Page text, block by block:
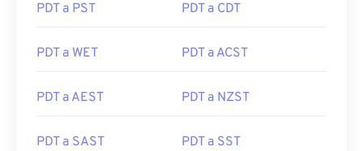
PDT a PST PDT a CDT
PDT a WET PDT a ACST
PDT a AEST PDT a NZST
PDT a SAST PDT a SST